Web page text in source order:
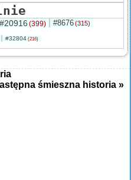
#20916 (399) #8676(315)
#32804 (216)
śmieszna historia »